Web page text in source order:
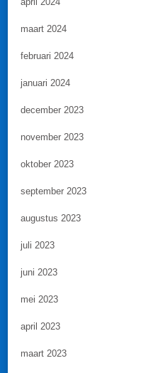
maart 2024
februari 2024
januari 2024
december 2023
november 2023
oktober 2023
september 2023
augustus 2023
juli 2023
juni 2023
mei 2023
april 2023
maart 2023